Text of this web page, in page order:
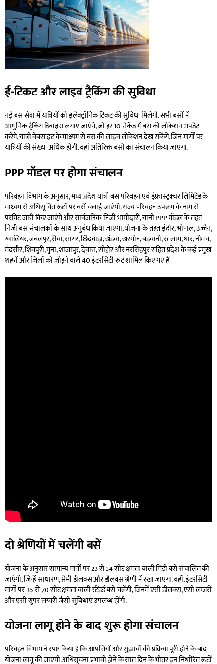
ई-टिकट और लाइव ट्रैकिंग की सुविधा
नई बस सेवा में यात्रियों को इलेक्ट्रॉनिक टिकट की सुविधा मिलेगी. सभी बसों में
आधुनिक ट्रैकिंग डिवाइस लगाए जाएंगे, जो हर 10 सेकेंड में बस की लोकेशन अपडेट
करेंगे. यात्री वेबसाइट के माध्यम से बस की लाइव लोकेशन देख सकेंगे. जिन मार्गों पर
यात्रियों की संख्या अधिक होगी, वहां अतिरिक्त बसों का संचालन किया जाएगा.
PPP मॉडल पर होगा संचालन
परिवहन विभाग के अनुसार, मध्य प्रदेश यात्री बस परिवहन एवं इंफ्रास्ट्रक्चर लिमिटेड के
माध्यम से अधिसूचित रूटों पर बसें चलाई जाएंगी. राज्य परिवहन उपक्रम के नाम से
परमिट जारी किए जाएंगे और सार्वजनिक-निजी भागीदारी, यानी PPP मॉडल के तहत
निजी बस संचालकों के साथ अनुबंध किया जाएगा, योजना के तहत इंदौर, भोपाल, उज्जैन,
ग्वालियर, जबलपुर, रीवा, सागर, छिंदवाड़ा, खंडवा, खरगोन, बड़वानी, रतलाम, धार, नीमच,
मंदसौर, शिवपुरी, गुना, शाजापुर, देवास, सीहोर और नरसिंहपुर सहित प्रदेश के कई प्रमुख
शहरों और जिलों को जोड़ने वाले 40 इंटरसिटी रूट शामिल किए गए हैं.
दो श्रेणियों में चलेंगी बसें
योजना के अनुसार सामान्य मार्गों पर 23 से 34 सीट क्षमता वाली मिडी बसें संचालित की
जाएंगी, जिन्हें साधारण, सेमी डीलक्स और डीलक्स श्रेणी में रखा जाएगा. वहीं, इंटरसिटी
मार्गों पर 35 से 70 सीट क्षमता वाली स्टैंडर्ड बसें चलेंगी, जिनमें एसी डीलक्स, एसी लग्जरी
और एसी सुपर लग्जरी जैसी सुविधाएं उपलब्ध होंगी.
योजना लागू होने के बाद शुरू होगा संचालन
परिवहन विभाग ने स्पष्ट किया है कि आपत्तियों और सुझावों की प्रक्रिया पूरी होने के बाद
योजना लागू की जाएगी. अधिसूचना प्रभावी होने के सात दिन के भीतर इन निर्धारित रूटों